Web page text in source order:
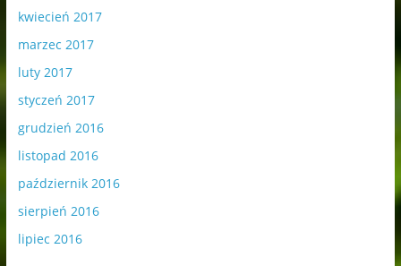
kwiecień 2017
marzec 2017
luty 2017
styczeń 2017
grudzień 2016
listopad 2016
październik 2016
sierpień 2016
lipiec 2016